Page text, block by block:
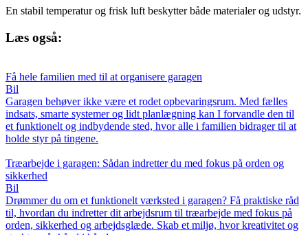
En stabil temperatur og frisk luft beskytter både materialer og udstyr.
Læs også:
Få hele familien med til at organisere garagen
Bil
Garagen behøver ikke være et rodet opbevaringsrum. Med fælles
indsats, smarte systemer og lidt planlægning kan I forvandle den til
et funktionelt og indbydende sted, hvor alle i familien bidrager til at
holde styr på tingene.
Træarbejde i garagen: Sådan indretter du med fokus på orden og
sikkerhed
Bil
Drømmer du om et funktionelt værksted i garagen? Få praktiske råd
til, hvordan du indretter dit arbejdsrum til træarbejde med fokus på
orden, sikkerhed og arbejdsglæde. Skab et miljø, hvor kreativitet og